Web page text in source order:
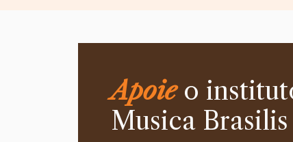
Apoieo
Musica Brasilis